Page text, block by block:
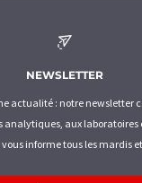
NEWSLETTER
actualité : notre newsletter
aux laboratoires
vous informe tous les mardis